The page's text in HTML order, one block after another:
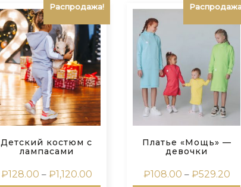
Распродажа!
Детский костюм с
лампасами
₽128.00 – ₽1,120.00Диапазон
Платье «Мощь» —
девочки
₽108.00 – ₽529.20